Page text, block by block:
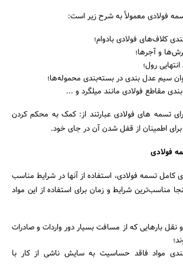
فولادی معمولاً به شرح زیر است:
کلاف‌های فولادی بادوام؛
و آجرها؛
رول؛
سیم عدل بندی در بسته‌بندی محموله‌ها؛
مقاطع فولادی مانند میلگرد و ...
تسمه های فولادی عبارتند از: کمک به محکم کردن
اطمینان از قفل شدن آن در جای خود.
فولادی
کامل تسمه فولادی، استفاده از آنها در شرایط مناسب
مناسب‌ترین شرایط و زمان برای استفاده از این مواد
بارهایی که از مسافت بسیار دور واردات و صادرات
مواد فاقد حساسیت به سایش ناشی از کار با